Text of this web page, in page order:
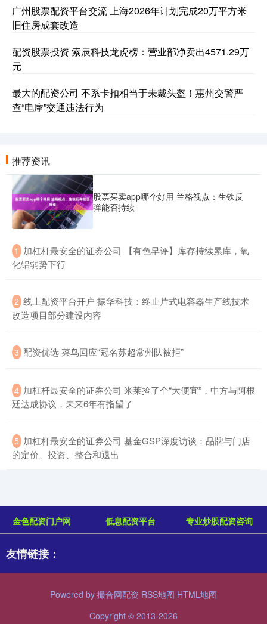
广州股票配资平台交流 上海2026年计划完成20万平方米
旧住房成套改造
配资股票投资 索辰科技龙虎榜：营业部净卖出4571.29万
元
最大的配资公司 不系卡扣相当于未戴头盔！惠州交警严
查“电摩”交通违法行为
推荐资讯
股票买卖app哪个好用 兰格视点：生铁反
弹能否持续
1 ​加杠杆最安全的证券公司 【有色早评】库存持续累库，氧
化铝弱势下行
2 ​线上配资平台开户 振华科技：终止片式电容器生产线技术
改造项目部分建设内容
3 ​配资优选 菜鸟回应“冠名苏超常州队被拒”
4 ​加杠杆最安全的证券公司 米莱捡了个“大便宜”，中方与阿根
廷达成协议，未来6年有指望了
5 ​加杠杆最安全的证券公司 基金GSP深度访谈：品牌与门店
的定价、投资、整合和退出
金色配资门户网 低息配资平台 专业炒股配资咨询
友情链接：
Powered by 撮合网配资 RSS地图 HTML地图
Copyright © 2013-2026